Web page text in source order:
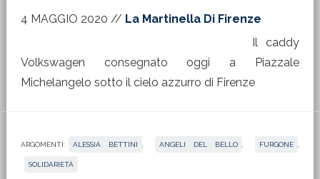
4 MAGGIO 2020 // La Martinella Di Firenze
Il caddy
Volkswagen consegnato oggi a Piazzale
Michelangelo sotto il cielo azzurro di Firenze
ARGOMENTI: ALESSIA BETTINI ANGELI DEL BELLO FURGONE
SOLIDARIETÀ